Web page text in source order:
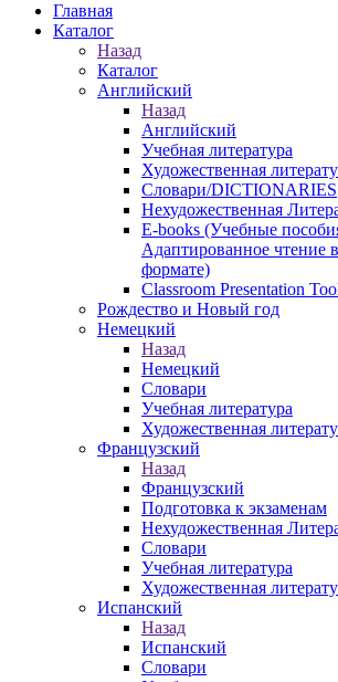
Главная
Каталог
Назад
Каталог
Английский
Назад
Английский
Учебная литература
Художественная
Словари/DICTIONARIES
Нехудожественная
E-books (Учебные
Адаптированное чтение
формате)
Classroom Presentation
Рождество и Новый год
Немецкий
Назад
Немецкий
Словари
Учебная литература
Художественная
Французский
Назад
Французский
Подготовка к экзаменам
Нехудожественная
Словари
Учебная литература
Художественная
Испанский
Назад
Испанский
Словари